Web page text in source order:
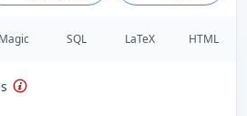
Magic SQL LaTeX HTML